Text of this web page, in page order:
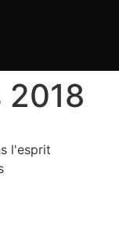
2018
l'esprit